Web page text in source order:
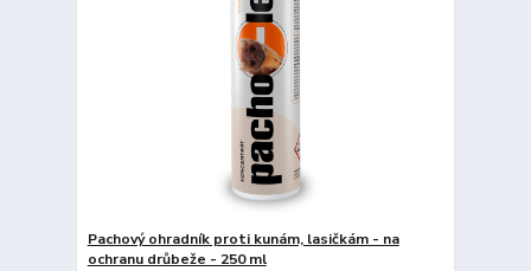
Pachový ohradník proti kunám, lasičkám - na
ochranu drůbeže - 250 ml